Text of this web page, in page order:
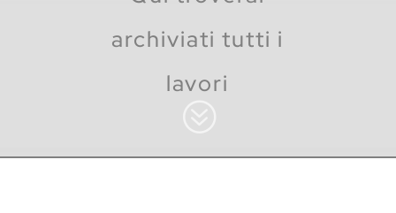
archiviati tutti i
lavori